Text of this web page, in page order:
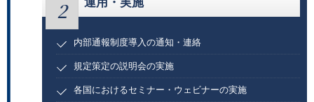
2 運用・実施
内部通報制度導入の通知・連絡
規定策定の説明会の実施
各国におけるセミナー・ウェビナーの実施